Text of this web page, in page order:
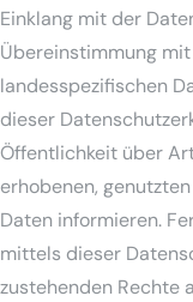
Einklang mit der
Übereinstimmung
landesspezifischen
dieser
Öffentlichkeit über
erhobenen,
Daten informieren.
mittels dieser
zustehenden Rechte